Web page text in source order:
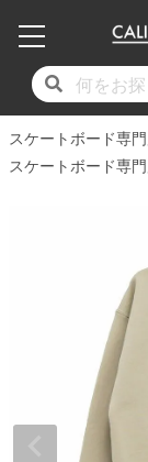
スケートボード専
スケートボード専
17
毎月1日はポ
17
毎月1日はポ
デッキブラン
サイズからデッ
子供用デッキ
7.0inch以下
7.7inch
トラック
17
毎月1日はポ
トラックブラ
適合デッキサ
7.0inch以下
7.2inch
7.8inch
ウィール
17
毎月1日はポ
ウィールブラ
ウィールをサ
50mm
51mm
56mm
スピットファ
ボーンズ XF（
ベアリング
17
毎月1日はポ
シューズブラ
シューズをサ
20cm
21cm
24cm
インソール
17
毎月1日はポ
ロングスリ
ジャケット
パーカー
トレーナー
17
毎月1日はポ
17
毎月1日はポ
スタッフおす
ブランド紹介
17
毎月1日はポ
ショップライ
スタッフ紹介
カリフォルニ
求人情報